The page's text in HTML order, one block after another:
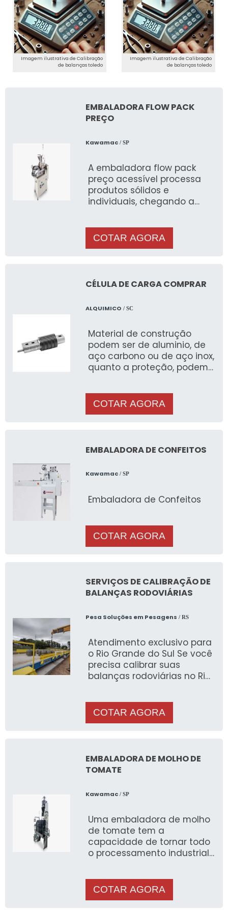
Imagem ilustrativa de Calibração
de balanças toledo
Imagem ilustrativa de Calibração
de balanças toledo
EMBALADORA FLOW PACK
PREÇO
Kawamac/ SP
A embaladora flow pack
preço acessível processa
produtos sólidos e
individuais, chegando a
COTAR AGORA
CÉLULA DE CARGA COMPRAR
ALQUIMICO / SC
Material de construção
podem ser de aluminio, de
aço carbono ou de aço inox,
quanto a proteção, podem
podem ser de tração, de
compressão, de
áreas classificadas.
COTAR AGORA
EMBALADORA DE CONFEITOS
Kawamac/ SP
Embaladora de Confeitos
COTAR AGORA
SERVIÇOS DE CALIBRAÇÃO DE
BALANÇAS RODOVIÁRIAS
Pesa Soluções em Pesagens / RS
Atendimento exclusivo para
o Rio Grande do Sul Se você
precisa calibrar suas
balanças rodoviárias no Rio
COTAR AGORA
EMBALADORA DE MOLHO DE
TOMATE
Kawamac/ SP
Uma embaladora de molho
de tomate tem a
capacidade de tornar todo
o processamento industrial
COTAR AGORA